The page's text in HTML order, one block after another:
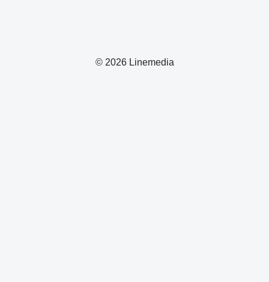
© 2026 Linemedia